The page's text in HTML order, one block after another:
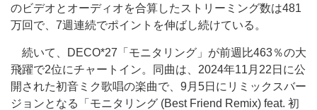
のビデオとオーディオを合算したストリーミング数は481
万回で、7週連続でポイントを伸ばし続けている。
続いて、DECO*27「モニタリング」が前週比463％の大
飛躍で2位にチャートイン。同曲は、2024年11月22日に公
開された初音ミク歌唱の楽曲で、9月5日にリミックスバー
ジョンとなる「モニタリング (Best Friend Remix) feat. 初